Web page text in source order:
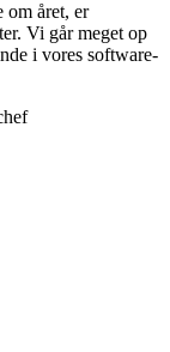
om året, er
Vi går meget op
i vores software-